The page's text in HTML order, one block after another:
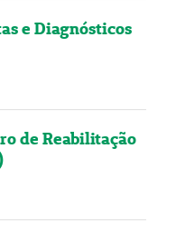
e Diagnósticos
de Reabilitação